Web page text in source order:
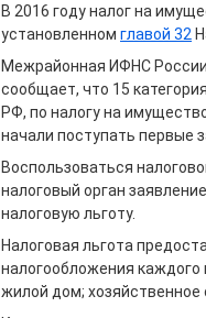
В 2016 году налог на
установленномглавой 32
Межрайонная ИФНС России
сообщает, что 15
РФ, по налогу на
начали поступать первые
Воспользоваться
налоговый орган
налоговую льготу.
Налоговая льгота
налогообложения каждого
жилой дом;